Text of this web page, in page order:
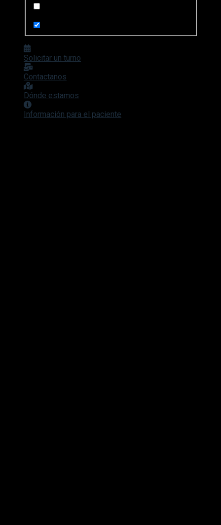
Solicitar un turno
Contactanos
Dónde estamos
Información para el paciente